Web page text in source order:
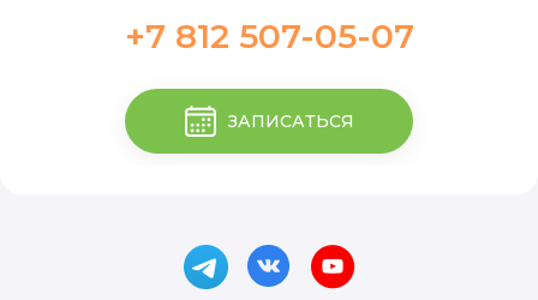
+7 812 507-05-07
ЗАПИСАТЬСЯ